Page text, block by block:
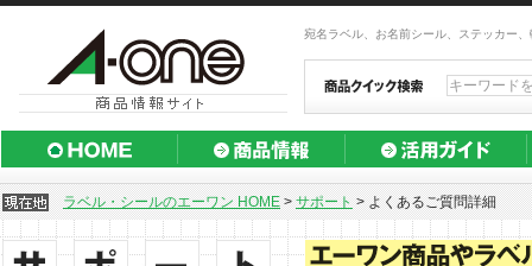
宛名ラベル、お名前シール、ステッカー
ラベル・シールのエーワン HOME>サポート>よくあるご質問詳細